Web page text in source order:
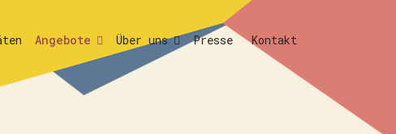
Angebote Über uns Presse Kontakt